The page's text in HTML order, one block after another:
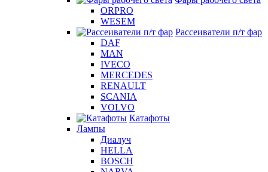
ORPRO
WESEM
Рассеиватели п/т фар
DAF
MAN
IVECO
MERCEDES
RENAULT
SCANIA
VOLVO
Катафоты
Лампы
Диалуч
HELLA
BOSCH